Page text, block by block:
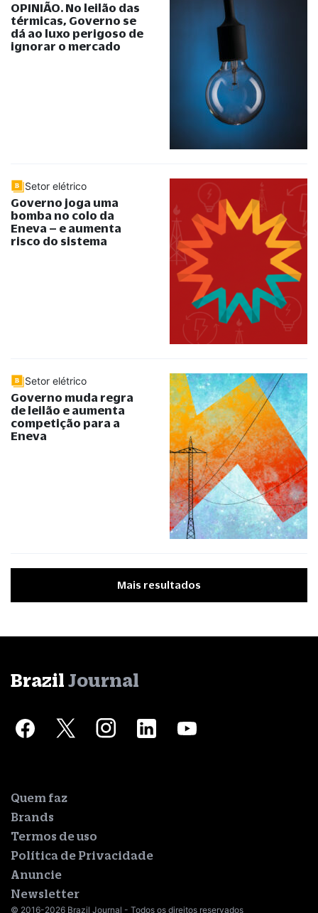
OPINIÃO. No leilão das
térmicas, Governo se
dá ao luxo perigoso de
ignorar o mercado
Setor elétrico
Governo joga uma
bomba no colo da
Eneva – e aumenta
risco do sistema
Setor elétrico
Governo muda regra
de leilão e aumenta
competição para a
Eneva
Mais resultados
Brazil Journal
Quem faz
Brands
Termos de uso
Política de Privacidade
Anuncie
Newsletter
© 2016-2026 Brazil Journal - Todos os direitos reservados